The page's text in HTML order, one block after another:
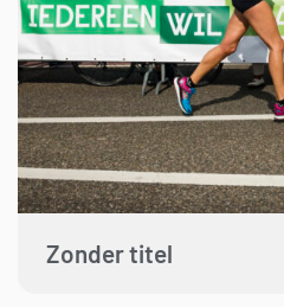
Zonder titel